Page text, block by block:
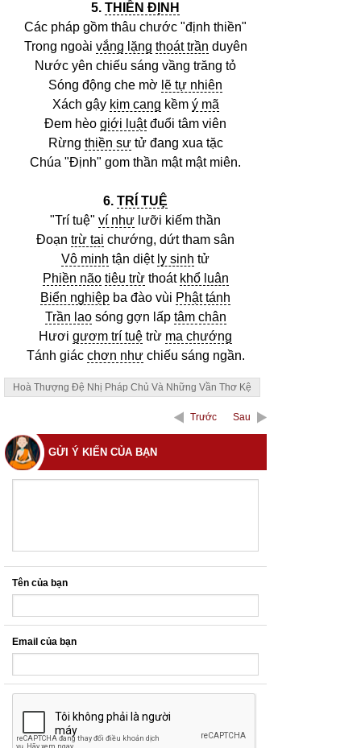
5. THIỀN ĐỊNH
Các pháp gồm thâu chước "định thiền"
Trong ngoài vắng lặng thoát trần duyên
Nước yên chiếu sáng vầng trăng tỏ
Sóng động che mờ lẽ tự nhiên
Xách gậy kim cang kềm ý mã
Đem hèo giới luậtđuổi tâm viên
Rừng thiền sưtử đang xua tặc
Chúa "Định" gom thần mật mật miên.
6. TRÍ TUỆ
"Trí tuệ" ví như lưỡi kiếm thần
Đoạn trừ tai chướng, dứt tham sân
Vô minh tận diệt ly sinh tử
Phiền não tiêu trừthoát khổ luân
Biển nghiệp ba đào vùi Phật tánh
Trần laosóng gợn lấp tâm chân
Hươi gươm trí tuệ trừ ma chướng
Tánh giác chơn nhưchiếu sáng ngần.
Hoà Thượng Đệ Nhị Pháp Chủ Và Những Vần Thơ Kệ
Trước Sau
GỬI Ý KIẾN CỦA BẠN
Tên của bạn
Email của bạn